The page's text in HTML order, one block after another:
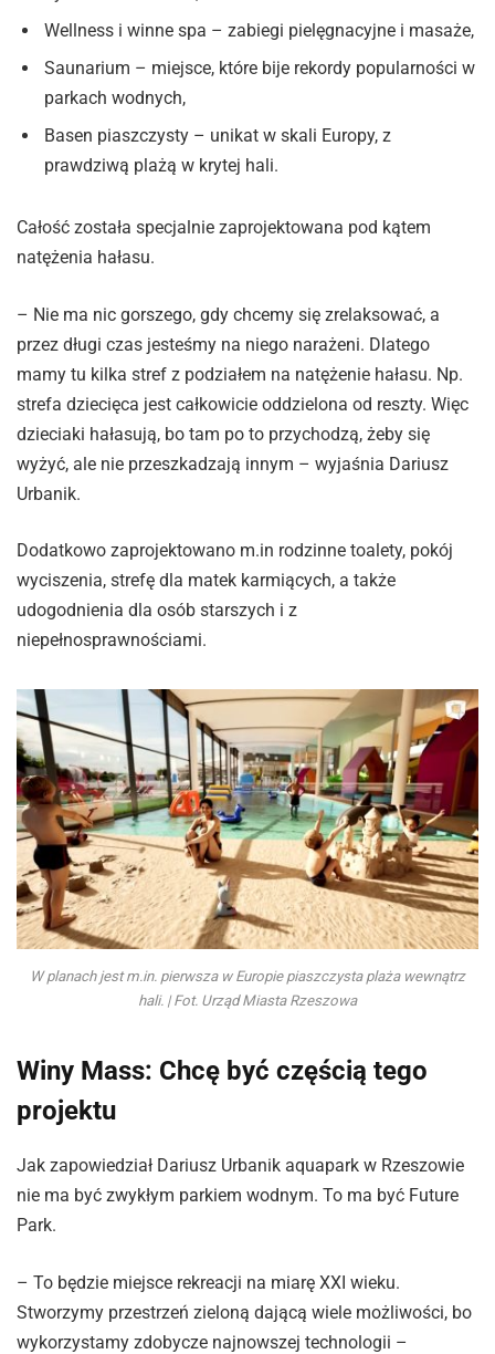
Wellness i winne spa – zabiegi pielęgnacyjne i masaże,
Saunarium – miejsce, które bije rekordy popularności w
parkach wodnych,
Basen piaszczysty – unikat w skali Europy, z
prawdziwą plażą w krytej hali.
Całość została specjalnie zaprojektowana pod kątem
natężenia hałasu.
– Nie ma nic gorszego, gdy chcemy się zrelaksować, a
przez długi czas jesteśmy na niego narażeni. Dlatego
mamy tu kilka stref z podziałem na natężenie hałasu. Np.
strefa dziecięca jest całkowicie oddzielona od reszty. Więc
dzieciaki hałasują, bo tam po to przychodzą, żeby się
wyżyć, ale nie przeszkadzają innym – wyjaśnia Dariusz
Urbanik.
Dodatkowo zaprojektowano m.in rodzinne toalety, pokój
wyciszenia, strefę dla matek karmiących, a także
udogodnienia dla osób starszych i z
niepełnosprawnościami.
W planach jest m.in. pierwsza w Europie piaszczysta plaża wewnątrz
hali. | Fot. Urząd Miasta Rzeszowa
Winy Mass: Chcę być częścią tego
projektu
Jak zapowiedział Dariusz Urbanik aquapark w Rzeszowie
nie ma być zwykłym parkiem wodnym. To ma być Future
Park.
– To będzie miejsce rekreacji na miarę XXI wieku.
Stworzymy przestrzeń zieloną dającą wiele możliwości, bo
wykorzystamy zdobycze najnowszej technologii –